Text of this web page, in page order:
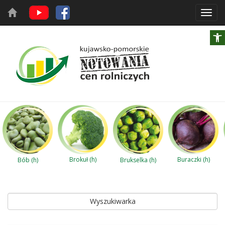
Bób (h) Brokuł (h) Brukselka (h) Buraczki (h)
Wyszukiwarka